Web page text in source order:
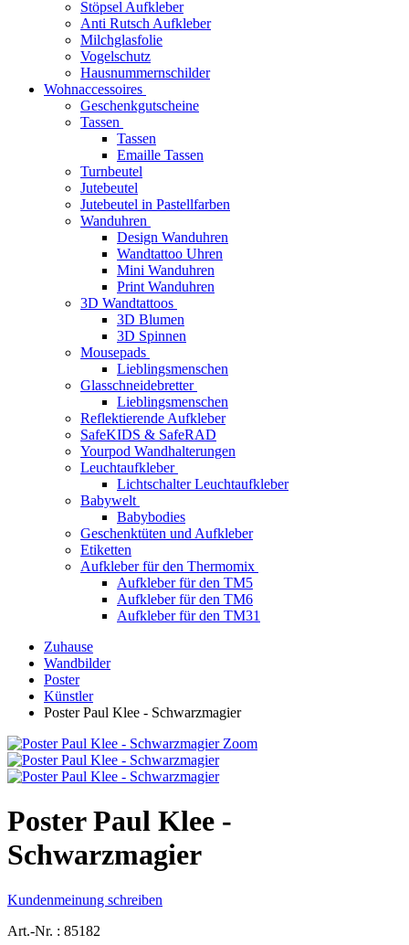
Stöpsel Aufkleber
Anti Rutsch Aufkleber
Milchglasfolie
Vogelschutz
Hausnummernschilder
Wohnaccessoires
Geschenkgutscheine
Tassen
Tassen
Emaille Tassen
Turnbeutel
Jutebeutel
Jutebeutel in Pastellfarben
Wanduhren
Design Wanduhren
Wandtattoo Uhren
Mini Wanduhren
Print Wanduhren
3D Wandtattoos
3D Blumen
3D Spinnen
Mousepads
Lieblingsmenschen
Glasschneidebretter
Lieblingsmenschen
Reflektierende Aufkleber
SafeKIDS & SafeRAD
Yourpod Wandhalterungen
Leuchtaufkleber
Lichtschalter Leuchtaufkleber
Babywelt
Babybodies
Geschenktüten und Aufkleber
Etiketten
Aufkleber für den Thermomix
Aufkleber für den TM5
Aufkleber für den TM6
Aufkleber für den TM31
Zuhause
Wandbilder
Poster
Künstler
Poster Paul Klee - Schwarzmagier
Zoom
Poster Paul Klee -
Schwarzmagier
Kundenmeinung schreiben
Art.-Nr. : 85182